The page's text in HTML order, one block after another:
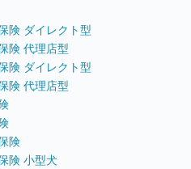
険 ダイレクト型
険 代理店型
険 ダイレクト型
険 代理店型
険
険 小型犬